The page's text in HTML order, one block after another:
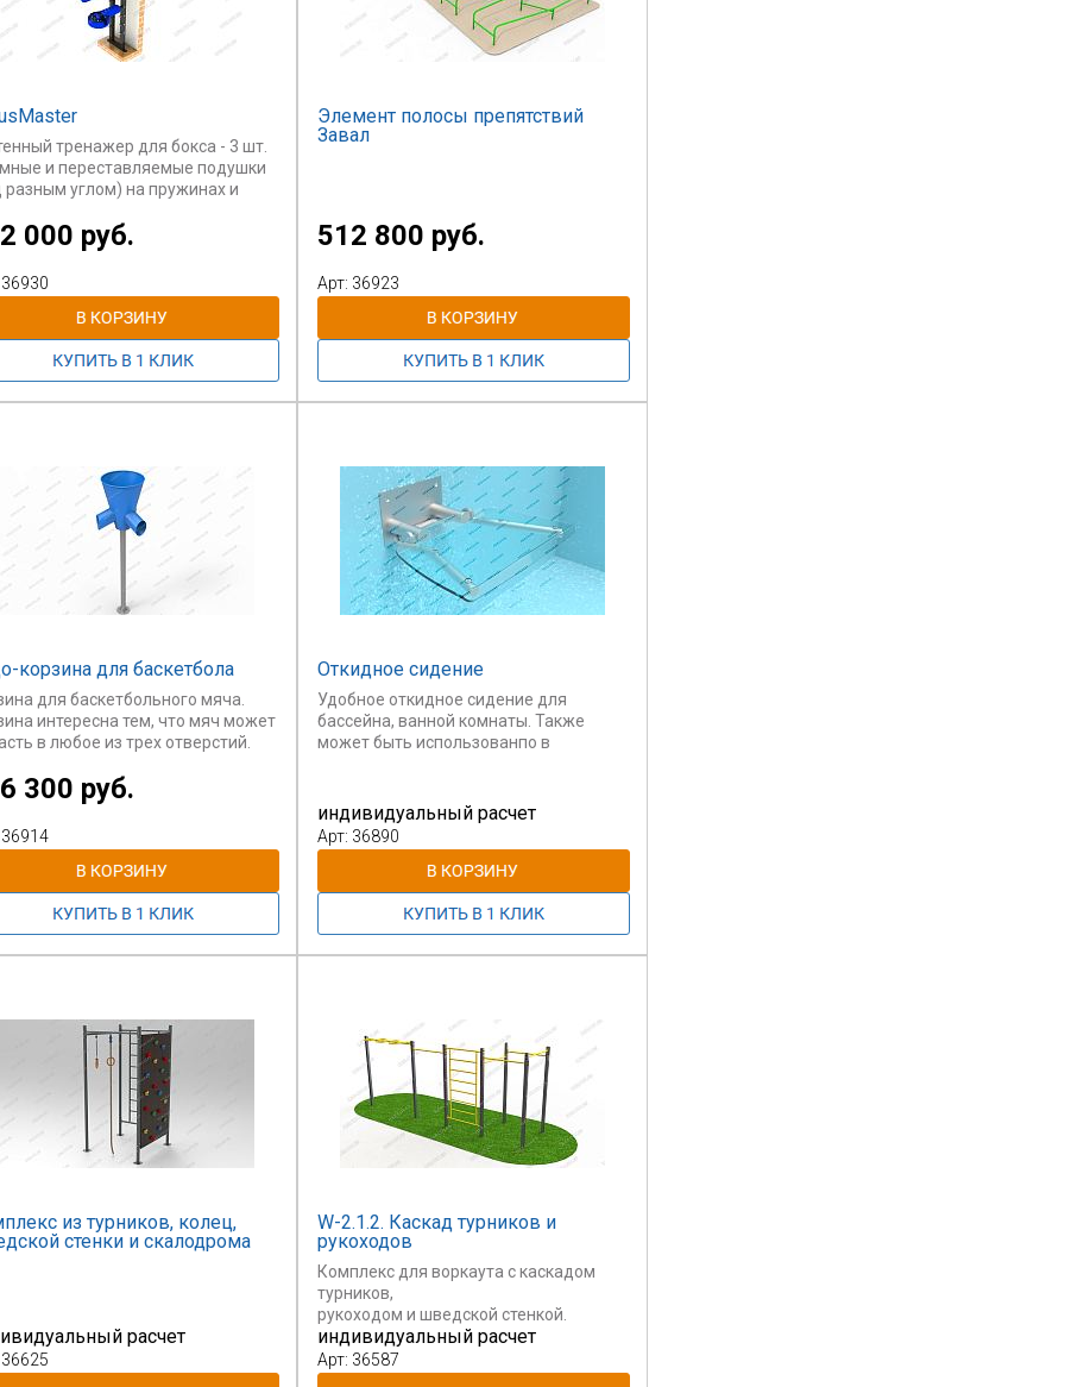
тренажер для бокса - 3 шт.
и переставляемые подушки
разным углом) на пружинах и
не на пружинах.
следует крепить на
бетонную стену, возможно
прослойку из фанеры или
доски для снижения
на стену.
000 руб.
Элемент полосы препятствий
Завал
512 800 руб.
Арт: 36923
корзина для баскетбола
для баскетбольного мяча.
интересна тем, что мяч может
в любое из трех отверстий.
300 руб.
Откидное сидение
Удобное откидное сидение для
бассейна, ванной комнаты. Также
может быть использованпо в
индивидуальный расчет
Арт: 36890
из турников, колец,
стенки и скалодрома
расчет
W-2.1.2. Каскад турников и
рукоходов
Комплекс для воркаута с каскадом
турников,
рукоходом и шведской стенкой.
индивидуальный расчет
Арт: 36587